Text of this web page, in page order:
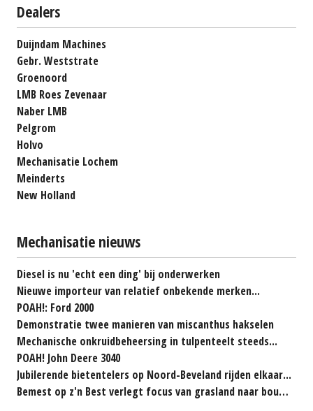
Dealers
Duijndam Machines
Gebr. Weststrate
Groenoord
LMB Roes Zevenaar
Naber LMB
Pelgrom
Holvo
Mechanisatie Lochem
Meinderts
New Holland
Mechanisatie nieuws
Diesel is nu 'echt een ding' bij onderwerken
Nieuwe importeur van relatief onbekende merken...
POAH!: Ford 2000
Demonstratie twee manieren van miscanthus hakselen
Mechanische onkruidbeheersing in tulpenteelt steeds...
POAH! John Deere 3040
Jubilerende bietentelers op Noord-Beveland rijden elkaar...
Bemest op z'n Best verlegt focus van grasland naar bouwland